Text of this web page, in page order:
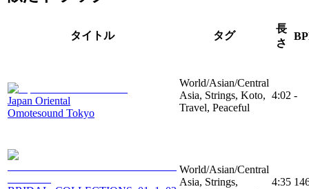
タイトル タグ
長
さ
Japan Oriental
Omotesound Tokyo
World/Asian/Central
Asia, Strings, Koto,
Travel, Peaceful
4:02 -
World/Asian/Central
Asia, Strings,
4:35